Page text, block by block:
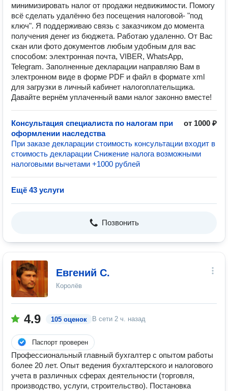
минимизировать налог от продажи недвижимости. Помогу
всё сделать удалённо без посещения налоговой- "под
ключ". Я поддерживаю связь с заказчиком до момента
получения денег из бюджета. Работаю удаленно. От Вас
скан или фото документов любым удобным для вас
способом: электронная почта, VIBER, WhatsApp,
Telegram. Заполненные декларации направляю Вам в
электронном виде в форме PDF и файл в формате xml
для загрузки в личный кабинет налогоплательщика.
Давайте вернём уплаченный вами налог законно вместе!
Консультация специалиста по налогам при
оформлении наследства
от 1000 ₽
При заказе декларации стоимость консультации входит в
стоимость декларации Снижение налога возможными
налоговыми вычетами +1000 рублей
Ещё 43 услуги
Позвонить
Евгений С.
Королёв
4.9 105 оценок В сети 2 ч. назад
Паспорт проверен
Профессиональный главный бухгалтер с опытом работы
более 20 лет. Опыт ведения бухгалтерского и налогового
учета в различных сферах деятельности (торговля,
производство, услуги, строительство). Постановка